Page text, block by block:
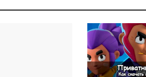
Разработчики Null’s Server,
сервер Brawl Stars —...